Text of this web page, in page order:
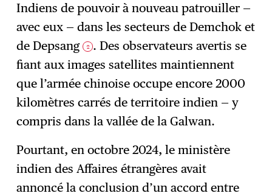
Indiens de pouvoir à nouveau patrouiller —
avec eux — dans les secteurs de Demchok et
de Depsang 2 . Des observateurs avertis se
fiant aux images satellites maintiennent
que l’armée chinoise occupe encore 2000
kilomètres carrés de territoire indien — y
compris dans la vallée de la Galwan.
Pourtant, en octobre 2024, le ministère
indien des Affaires étrangères avait
annoncé la conclusion d’un accord entre